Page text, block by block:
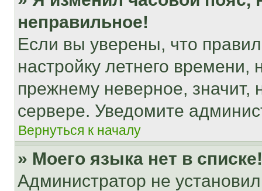
неправильное!
Если вы уверены, что
настройку летнего
прежнему неверное, значит,
сервере. Уведомите
Вернуться к началу
» Моего языка нет в списке!
Администратор не